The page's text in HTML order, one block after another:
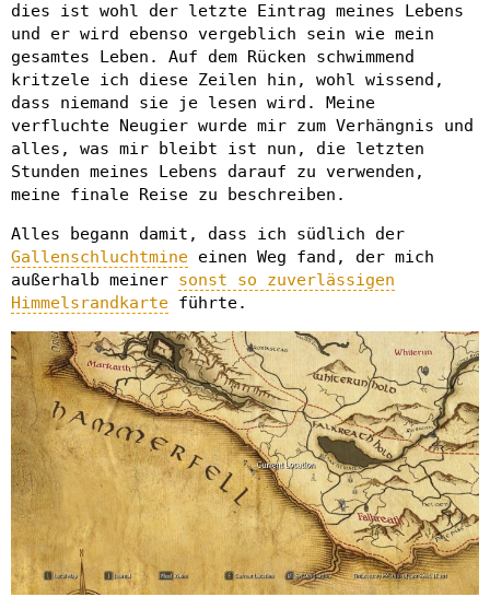
dies ist wohl der letzte Eintrag meines Lebens
und er wird ebenso vergeblich sein wie mein
gesamtes Leben. Auf dem Rücken schwimmend
kritzele ich diese Zeilen hin, wohl wissend,
dass niemand sie je lesen wird. Meine
verfluchte Neugier wurde mir zum Verhängnis und
alles, was mir bleibt ist nun, die letzten
Stunden meines Lebens darauf zu verwenden,
meine finale Reise zu beschreiben.
Alles begann damit, dass ich südlich der
Gallenschluchtmine einen Weg fand, der mich
außerhalb meiner sonst so zuverlässigen
Himmelsrandkarte führte.